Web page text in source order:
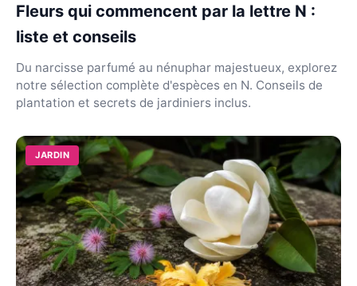
Fleurs qui commencent par la lettre N :
liste et conseils
Du narcisse parfumé au nénuphar majestueux, explorez
notre sélection complète d'espèces en N. Conseils de
plantation et secrets de jardiniers inclus.
JARDIN